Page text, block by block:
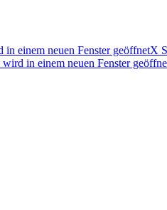
in einem neuen Fenster geöffnetX
wird in einem neuen Fenster